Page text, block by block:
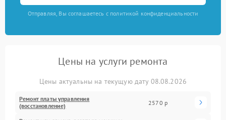
Отправляя, Вы соглашаетесь с политикой конфиденциальности
Цены на услуги ремонта
Цены актуальны на текущую дату 08.08.2026
Ремонт платы управления
(восстановление)
2570 р